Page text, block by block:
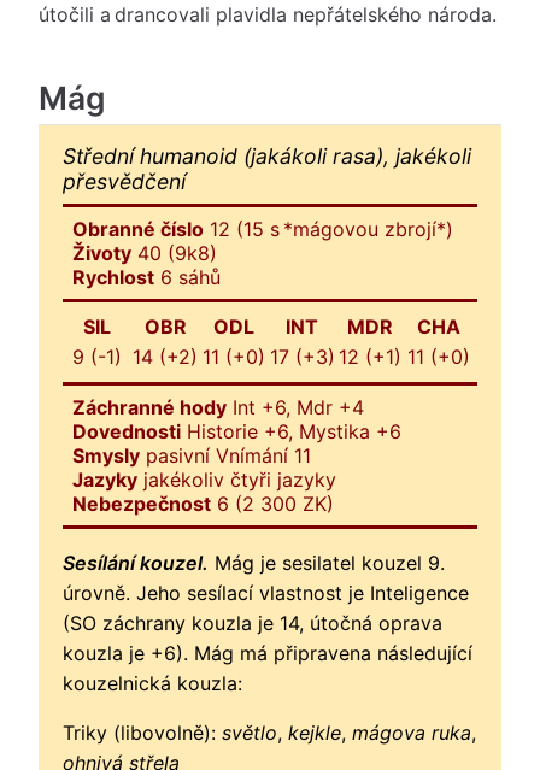
útočili a drancovali plavidla nepřátelského národa.
Mág
Střední humanoid (jakákoli rasa), jakékoli
přesvědčení
Obranné číslo 12 (15 s *mágovou zbrojí*)
Životy 40 (9k8)
Rychlost 6 sáhů
SIL
9 (-1)
OBR
14 (+2)
ODL
11 (+0)
INT
17 (+3)
MDR
12 (+1)
CHA
11 (+0)
Záchranné hody Int +6, Mdr +4
Dovednosti Historie +6, Mystika +6
Smysly pasivní Vnímání 11
Jazyky jakékoliv čtyři jazyky
Nebezpečnost 6 (2 300 ZK)
Sesílání kouzel. Mág je sesilatel kouzel 9.
úrovně. Jeho sesílací vlastnost je Inteligence
(SO záchrany kouzla je 14, útočná oprava
kouzla je +6). Mág má připravena následující
kouzelnická kouzla:
Triky (libovolně): světlo, kejkle, mágova ruka,
ohnivá střela